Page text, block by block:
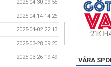
2025-04-30 09:55
2025-04-14 14:26
2025-04-02 22:13
2025-03-28 09:20
2025-03-26 19:49 VÅRA